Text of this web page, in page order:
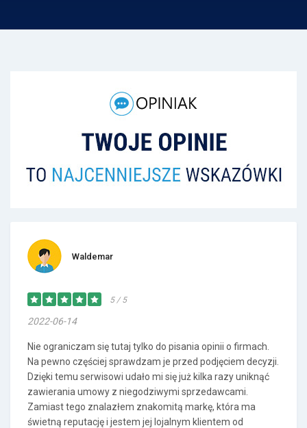
Waldemar
5 / 5
2022-06-14
Nie ograniczam się tutaj tylko do pisania opinii o firmach.
Na pewno częściej sprawdzam je przed podjęciem decyzji.
Dzięki temu serwisowi udało mi się już kilka razy uniknąć
zawierania umowy z niegodziwymi sprzedawcami.
Zamiast tego znalazłem znakomitą markę, która ma
świetną reputację i jestem jej lojalnym klientem od